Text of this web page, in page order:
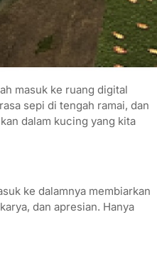
masuk ke ruang digital
sepi di tengah ramai, dan
dalam kucing yang kita
ke dalamnya membiarkan
dan apresian. Hanya